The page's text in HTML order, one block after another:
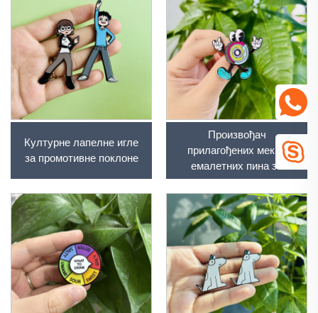
Културне лапелне игле
за промотивне поклоне
Произвођач
прилагођених меких
емалетних пина за
оптерећење